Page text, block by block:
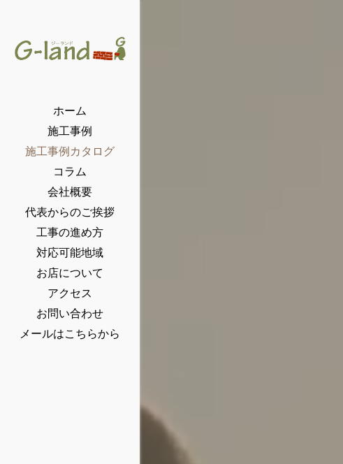
ホーム
施工事例
施工事例カタログ
コラム
会社概要
代表からのご挨拶
工事の進め方
対応可能地域
お店について
アクセス
お問い合わせ
メールはこちらから